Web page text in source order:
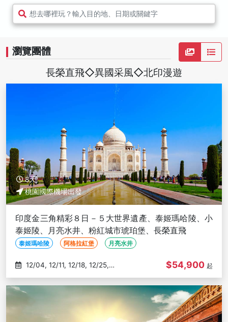
想去哪裡玩？輸入目的地、日期或關鍵字
瀏覽團體
長榮直飛◇異國采風◇北印漫遊
8天
桃園國際機場出發
印度金三角精彩８日－５大世界遺產、泰姬瑪哈陵、小
泰姬陵、月亮水井、粉紅城市琥珀堡、長榮直飛
泰姬瑪哈陵 阿格拉紅堡 月亮水井
01/01
$54,900 起